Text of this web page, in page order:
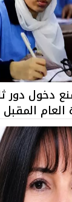
يمنع دخول دور
العام